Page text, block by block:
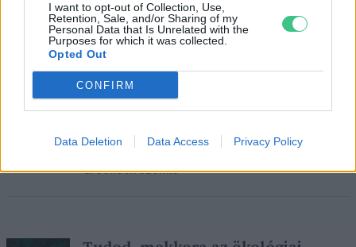
I want to opt-out of Collection, Use,
Retention, Sale, and/or Sharing of my
Personal Data that Is Unrelated with the
Purposes for which it was collected.
Opted Out
CONFIRM
Data Deletion Data Access Privacy Policy
Greendex Szemle
Szakértői tippek: hogyan
használjuk tényleg
energiatakarékosan a háztartási
gépeket?
Greendex szemle